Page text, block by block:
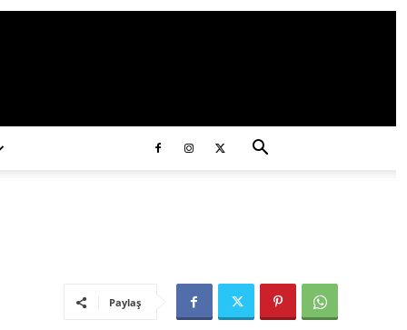
Paylaş